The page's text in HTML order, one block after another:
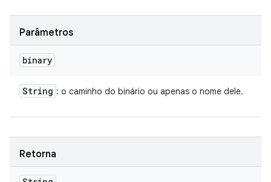
Parâmetros
binary
String : o caminho do binário ou apenas o nome dele.
Retorna